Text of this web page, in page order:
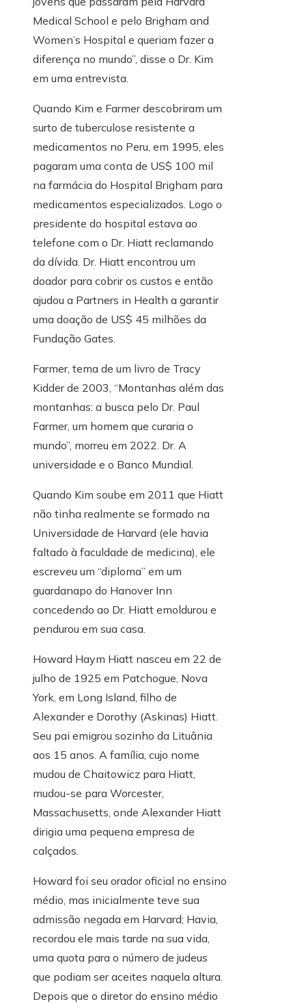
Medical School e pelo Brigham and
Women’s Hospital e queriam fazer a
diferença no mundo”, disse o Dr. Kim
em uma entrevista.
Quando Kim e Farmer descobriram um
surto de tuberculose resistente a
medicamentos no Peru, em 1995, eles
pagaram uma conta de US$ 100 mil
na farmácia do Hospital Brigham para
medicamentos especializados. Logo o
presidente do hospital estava ao
telefone com o Dr. Hiatt reclamando
da dívida. Dr. Hiatt encontrou um
doador para cobrir os custos e então
ajudou a Partners in Health a garantir
uma doação de US$ 45 milhões da
Fundação Gates.
Farmer, tema de um livro de Tracy
Kidder de 2003, “Montanhas além das
montanhas: a busca pelo Dr. Paul
Farmer, um homem que curaria o
mundo”, morreu em 2022. Dr. A
universidade e o Banco Mundial.
Quando Kim soube em 2011 que Hiatt
não tinha realmente se formado na
Universidade de Harvard (ele havia
faltado à faculdade de medicina), ele
escreveu um “diploma” em um
guardanapo do Hanover Inn
concedendo ao Dr. Hiatt emoldurou e
pendurou em sua casa.
Howard Haym Hiatt nasceu em 22 de
julho de 1925 em Patchogue, Nova
York, em Long Island, filho de
Alexander e Dorothy (Askinas) Hiatt.
Seu pai emigrou sozinho da Lituânia
aos 15 anos. A família, cujo nome
mudou de Chaitowicz para Hiatt,
mudou-se para Worcester,
Massachusetts, onde Alexander Hiatt
dirigia uma pequena empresa de
calçados.
Howard foi seu orador oficial no ensino
médio, mas inicialmente teve sua
admissão negada em Harvard; Havia,
recordou ele mais tarde na sua vida,
uma quota para o número de judeus
que podiam ser aceites naquela altura.
Depois que o diretor do ensino médio